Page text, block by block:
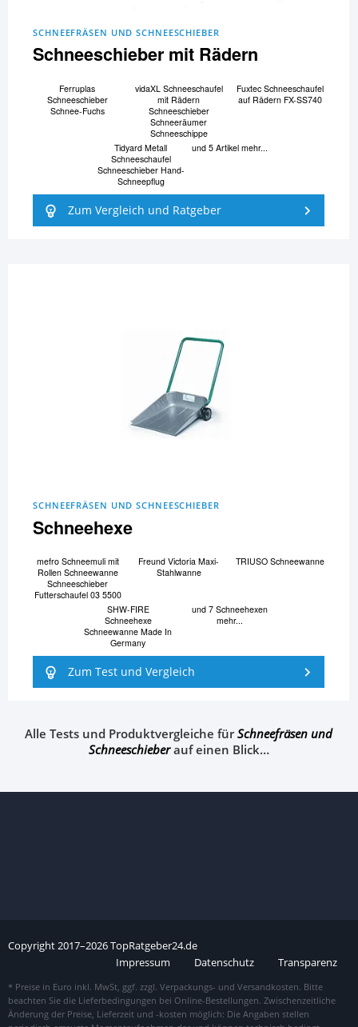
SCHNEEFRÄSEN UND SCHNEESCHIEBER
Schneeschieber mit Rädern
Ferruplas
Schneeschieber
Schnee-Fuchs
vidaXL Schneeschaufel
mit Rädern
Schneeschieber
Schneeräumer
Schneeschippe
Fuxtec Schneeschaufel
auf Rädern FX-SS740
Tidyard Metall
Schneeschaufel
Schneeschieber Hand-
Schneepflug
und 5 Artikel mehr...
Zum Vergleich und Ratgeber
SCHNEEFRÄSEN UND SCHNEESCHIEBER
Schneehexe
mefro Schneemuli mit
Rollen Schneewanne
Schneeschieber
Futterschaufel 03 5500
Freund Victoria Maxi-
Stahlwanne
TRIUSO Schneewanne
SHW-FIRE
Schneehexe
Schneewanne Made In
Germany
und 7 Schneehexen
mehr...
Zum Test und Vergleich
Alle Tests und Produktvergleiche fürSchneefräsen und
Schneeschieberauf einen Blick…
Copyright2017–2026TopRatgeber24.de
Impressum
Datenschutz Transparenz